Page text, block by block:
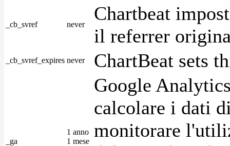
_cb_svref never
Chartbeat
il referrer
_cb_svref_expires never ChartBeat sets
_ga
1 anno
1 mese
Google
calcolare i dati
monitorare